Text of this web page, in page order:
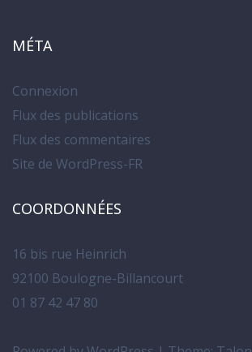
MÉTA
Connexion
Flux des publications
Flux des commentaires
Site de WordPress-FR
COORDONNÉES
16 bis rue Heinrich
92100 Boulogne-Billancourt
01 87 42 47 80